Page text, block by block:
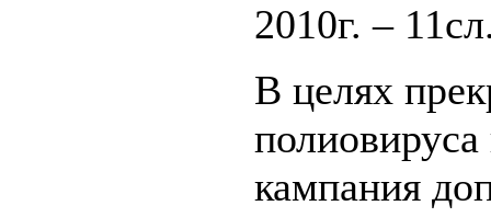
2010г. –
В целях
кампания